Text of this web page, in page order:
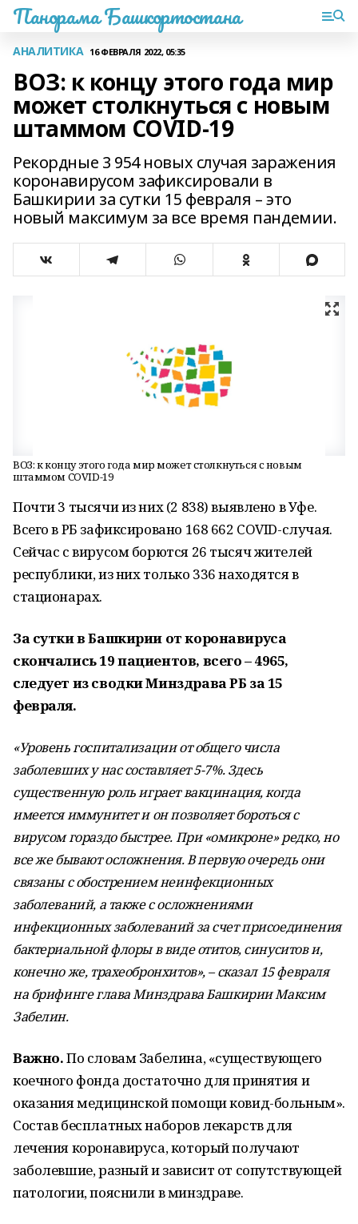
Панорама Башкортостана
АНАЛИТИКА 16 ФЕВРАЛЯ 2022, 05:35
ВОЗ: к концу этого года мир
может столкнуться с новым
штаммом COVID-19
Рекордные 3 954 новых случая заражения
коронавирусом зафиксировали в
Башкирии за сутки 15 февраля – это
новый максимум за все время пандемии.
ВОЗ: к концу этого года мир может столкнуться с новым
штаммом COVID-19
Почти 3 тысячи из них (2 838) выявлено в Уфе.
Всего в РБ зафиксировано 168 662 COVID-случая.
Сейчас с вирусом борются 26 тысяч жителей
республики, из них только 336 находятся в
стационарах.
За сутки в Башкирии от коронавируса
скончались 19 пациентов, всего – 4965,
следует из сводки Минздрава РБ за 15
февраля.
«Уровень госпитализации от общего числа
заболевших у нас составляет 5-7%. Здесь
существенную роль играет вакцинация, когда
имеется иммунитет и он позволяет бороться с
вирусом гораздо быстрее.При «омикроне» редко, но
все же бывают осложнения. В первую очередь они
связаны с обострением неинфекционных
заболеваний, а также с осложнениями
инфекционных заболеваний за счет присоединения
бактериальной флоры в виде отитов, синуситов и,
конечно же, трахеобронхитов», – сказал 15 февраля
на брифинге глава Минздрава Башкирии Максим
Забелин.
Важно.По словам Забелина, «существующего
коечного фонда достаточно для принятия и
оказания медицинской помощи ковид-больным».
Состав бесплатных наборов лекарств для
лечения коронавируса, который получают
заболевшие, разный и зависит от сопутствующей
патологии, пояснили в минздраве.